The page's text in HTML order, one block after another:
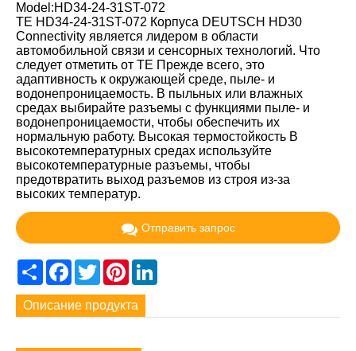
Model:HD34-24-31ST-072
TE HD34-24-31ST-072 Корпуса DEUTSCH HD30
Connectivity является лидером в области
автомобильной связи и сенсорных технологий. Что
следует отметить от TE Прежде всего, это
адаптивность к окружающей среде, пыле- и
водонепроницаемость. В пыльных или влажных
средах выбирайте разъемы с функциями пыле- и
водонепроницаемости, чтобы обеспечить их
нормальную работу. Высокая термостойкость В
высокотемпературных средах используйте
высокотемпературные разъемы, чтобы
предотвратить выход разъемов из строя из-за
высоких температур.
Отправить запрос
ShareFacebook
TwitterPinterest
Описание продукта